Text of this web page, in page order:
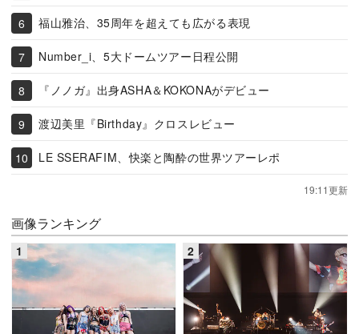
福山雅治、35周年を超えても広がる表現
Number_i、5大ドームツアー日程公開
『ノノガ』出身ASHA＆KOKONAがデビュー
渡辺美里『Birthday』クロスレビュー
LE SSERAFIM、快楽と陶酔の世界ツアーレポ
19:11更新
画像ランキング